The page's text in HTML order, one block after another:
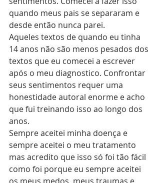
quando meus pais se separaram e
desde então nunca parei.
Aqueles textos de quando eu tinha
14 anos não são menos pesados dos
textos que eu comecei a escrever
após o meu diagnostico. Confrontar
seus sentimentos requer uma
honestidade autoral enorme e acho
que fui treinando isso ao longo dos
anos.
Sempre aceitei minha doença e
sempre aceitei o meu tratamento
mas acredito que isso só foi tão fácil
como foi porque eu sempre aceitei